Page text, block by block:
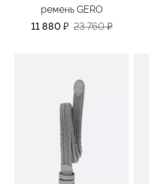
ремень GERO
11 880 ₽ 23 760₽